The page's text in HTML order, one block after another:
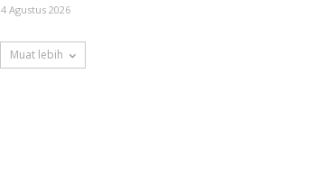
4 Agustus 2026
Muat lebih